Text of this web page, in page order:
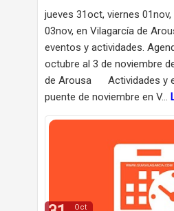
jueves 31oct, viernes
03nov, en Vilagarcía de
eventos y actividades.
octubre al 3 de noviembre
de Arousa Actividades y
puente de noviembre en V…
Oct